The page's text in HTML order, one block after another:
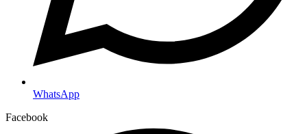
WhatsApp
Facebook